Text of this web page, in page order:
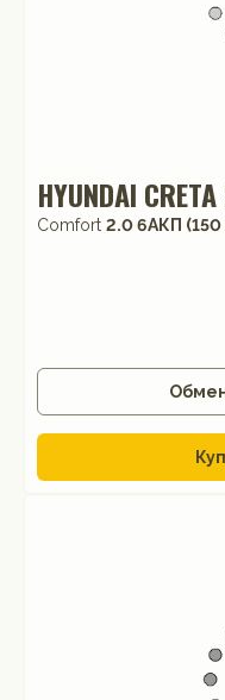
HYUNDAI
Comfort 2.0 6AКП (150